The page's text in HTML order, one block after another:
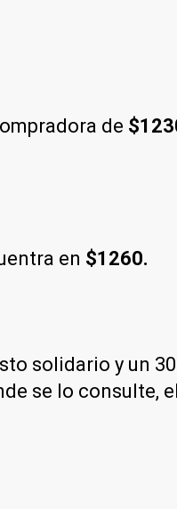
de
en $1260.
solidario y un
se lo consulte,